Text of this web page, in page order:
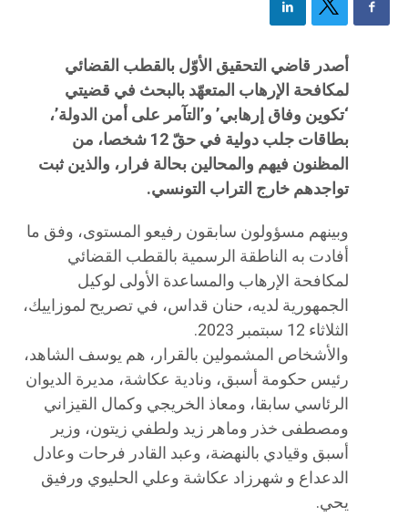
أصدر قاضي التحقيق الأوّل بالقطب القضائي
لمكافحة الإرهاب المتعهّد بالبحث في قضيتي
‘تكوين وفاق إرهابي’ و’التآمر على أمن الدولة’،
بطاقات جلب دولية في حقّ 12 شخصا، من
المظنون فيهم والمحالين بحالة فرار، والذين ثبت
تواجدهم خارج التراب التونسي.
وبينهم مسؤولون سابقون رفيعو المستوى، وفق ما
أفادت به الناطقة الرسمية بالقطب القضائي
لمكافحة الإرهاب والمساعدة الأولى لوكيل
الجمهورية لديه، حنان قداس، في تصريح لموزاييك،
الثلاثاء 12 سبتمبر 2023.
والأشخاص المشمولين بالقرار، هم يوسف الشاهد،
رئيس حكومة أسبق، ونادية عكاشة، مديرة الديوان
الرئاسي سابقا، ومعاذ الخريجي وكمال القيزاني
ومصطفى خذر وماهر زيد ولطفي زيتون، وزير
أسبق وقيادي بالنهضة، وعبد القادر فرحات وعادل
الدعداع و شهرزاد عكاشة وعلي الحليوي ورفيق
يحي.